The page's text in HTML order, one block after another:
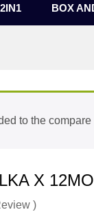
BOX
to the compare
X
)